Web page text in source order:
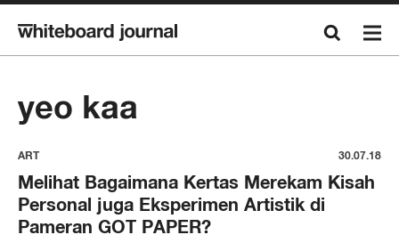
yeo kaa
ART 30.07.18
Melihat Bagaimana Kertas Merekam Kisah
Personal juga Eksperimen Artistik di
Pameran GOT PAPER?